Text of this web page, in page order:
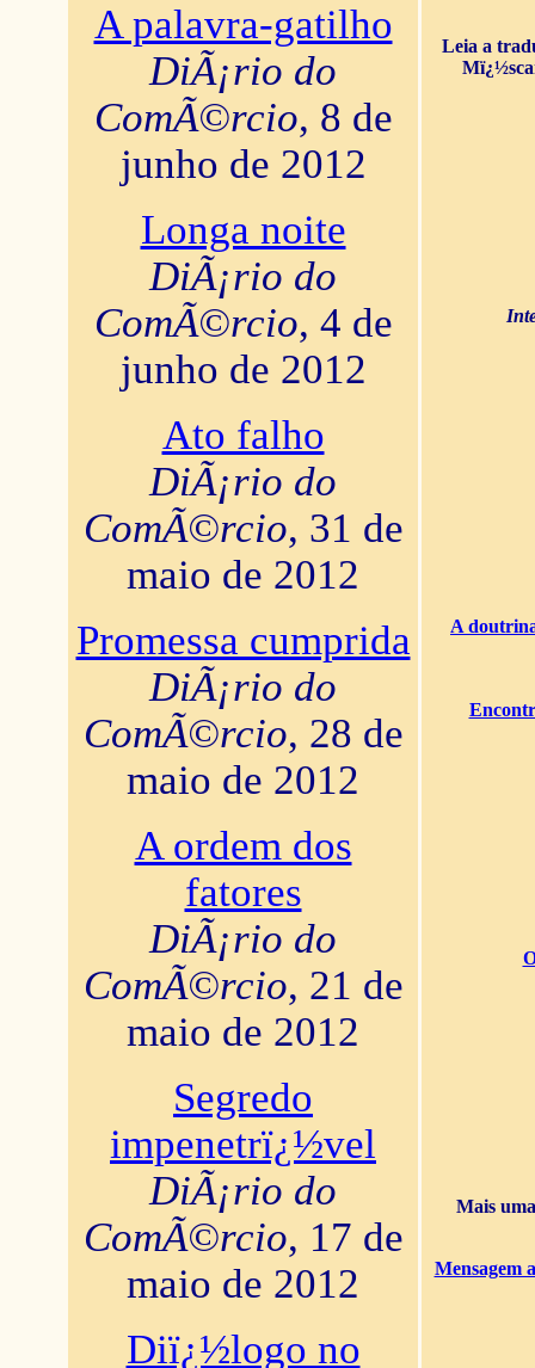
A palavra-gatilho
DiÃ¡rio do
ComÃ©rcio, 8 de
junho de 2012
Longa noite
DiÃ¡rio do
ComÃ©rcio, 4 de
junho de 2012
Ato falho
DiÃ¡rio do
ComÃ©rcio, 31 de
maio de 2012
Promessa cumprida
DiÃ¡rio do
ComÃ©rcio, 28 de
maio de 2012
A ordem dos
fatores
DiÃ¡rio do
ComÃ©rcio, 21 de
maio de 2012
Segredo
impenetrï¿½vel
DiÃ¡rio do
ComÃ©rcio, 17 de
maio de 2012
Diï¿½logo no
Leia a
A
Mais
Mensagem